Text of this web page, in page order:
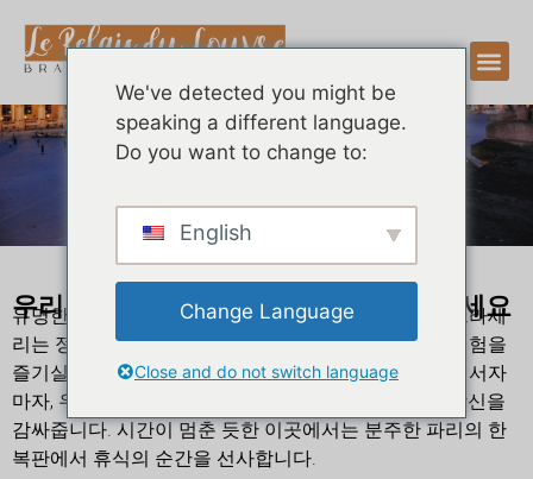
우리 양조장의 독특한 경험을 발견해보세요
유명한 루브르 박물관에서 몇 걸음 거리에 있는 저희 브라세
리는 정통하고 따뜻한 분위기에서 잊을 수 없는 요리 경험을
즐기실 수 있도록 여러분을 초대합니다. 우리 문을 들어서자
마자, 우리 식당의 친근한 분위기와 우아한 분위기가 당신을
감싸줍니다. 시간이 멈춘 듯한 이곳에서는 분주한 파리의 한
복판에서 휴식의 순간을 선사합니다.
We've detected you might be
speaking a different language.
Do you want to change to:
English
Change Language
Close and do not switch language